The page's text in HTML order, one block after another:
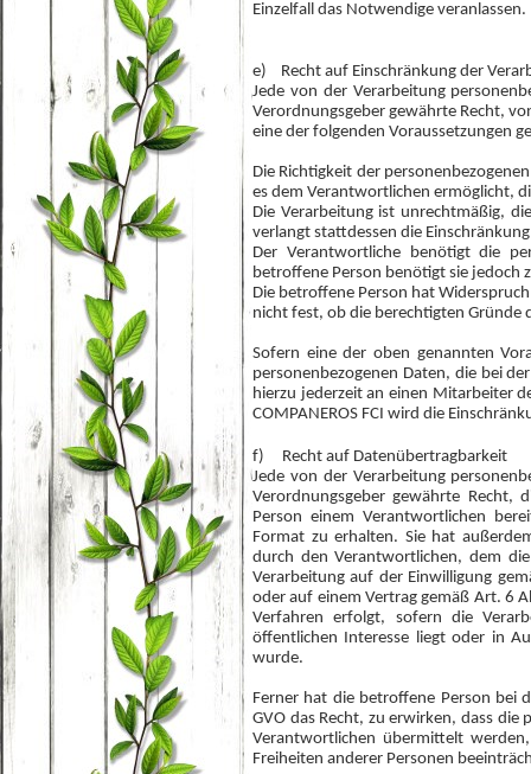
Einzelfall das Notwendige veranlassen.
e) Recht auf Einschränkung der
Jede von der Verarbeitung
Verordnungsgeber gewährte Recht,
eine der folgenden Voraussetzungen
Die Richtigkeit der
es dem Verantwortlichen ermöglicht,
Die Verarbeitung ist unrechtmäßig,
verlangt stattdessen die
Der Verantwortliche benötigt die
betroffene Person benötigt sie jedoch
Die betroffene Person hat
nicht fest, ob die berechtigten Gründe
Sofern eine der oben genannten
personenbezogenen Daten, die bei
hierzu jederzeit an einen Mitarbeiter
COMPANEROS FCI wird die
f) Recht auf Datenübertragbarkeit
Jede von der Verarbeitung
Verordnungsgeber gewährte Recht,
Person einem Verantwortlichen
Format zu erhalten. Sie hat
durch den Verantwortlichen, dem
Verarbeitung auf der Einwilligung
oder auf einem Vertrag gemäß Art. 6
Verfahren erfolgt, sofern die
öffentlichen Interesse liegt oder in
wurde.
Ferner hat die betroffene Person bei
GVO das Recht, zu erwirken, dass
Verantwortlichen übermittelt
Freiheiten anderer Personen